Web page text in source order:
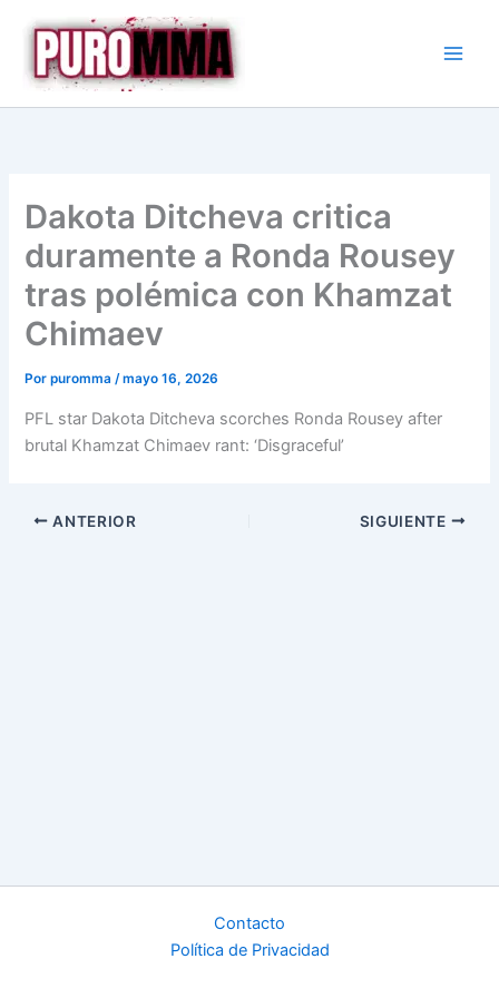
contenido
Dakota Ditcheva critica
duramente a Ronda Rousey
tras polémica con Khamzat
Chimaev
Porpuromma/mayo 16, 2026
PFL star Dakota Ditcheva scorches Ronda Rousey after
brutal Khamzat Chimaev rant: ‘Disgraceful’
ANTERIOR SIGUIENTE
Contacto
Política de Privacidad